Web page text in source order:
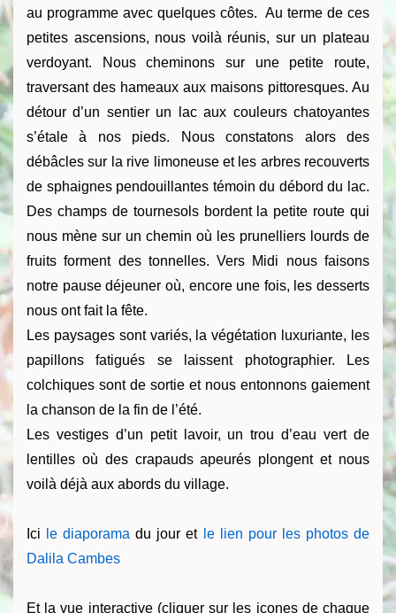
au programme avec quelques côtes. Au terme de ces
petites ascensions, nous voilà réunis, sur un plateau
verdoyant.
Nous cheminons sur une petite route,
traversant des hameaux aux maisons pittoresques. Au
détour d’un sentier un lac aux couleurs chatoyantes
s’étale à nos pieds. Nous constatons alors des
débâcles sur la rive limoneuse et les arbres recouverts
de sphaignes pendouillantes témoin du débord du lac.
Des champs de tournesols bordent la petite route qui
nous mène sur un chemin où les prunelliers lourds de
fruits forment des tonnelles. Vers Midi nous faisons
notre pause déjeuner où, encore une fois, les desserts
nous ont fait la fête.
Les paysages sont variés, la végétation luxuriante, les
papillons fatigués se laissent photographier. Les
colchiques sont de sortie et nous entonnons gaiement
la chanson de la fin de l’été.
Les vestiges d’un petit lavoir, un trou d’eau vert de
lentilles où des crapauds apeurés plongent et nous
voilà déjà aux abords du village.
Ici le diaporama du jour et le lien pour les photos de
Dalila Cambes
Et la vue interactive (cliquer sur les icones de chaque